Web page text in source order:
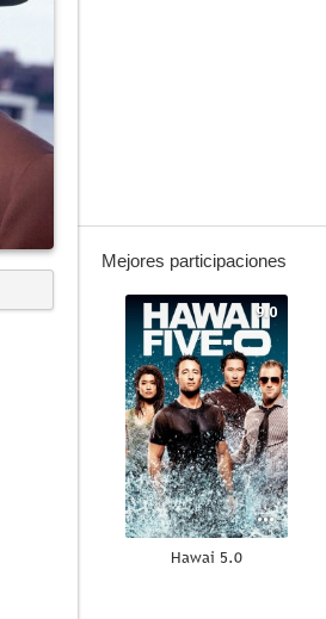
Mejores participaciones
9.0
Hawai 5.0